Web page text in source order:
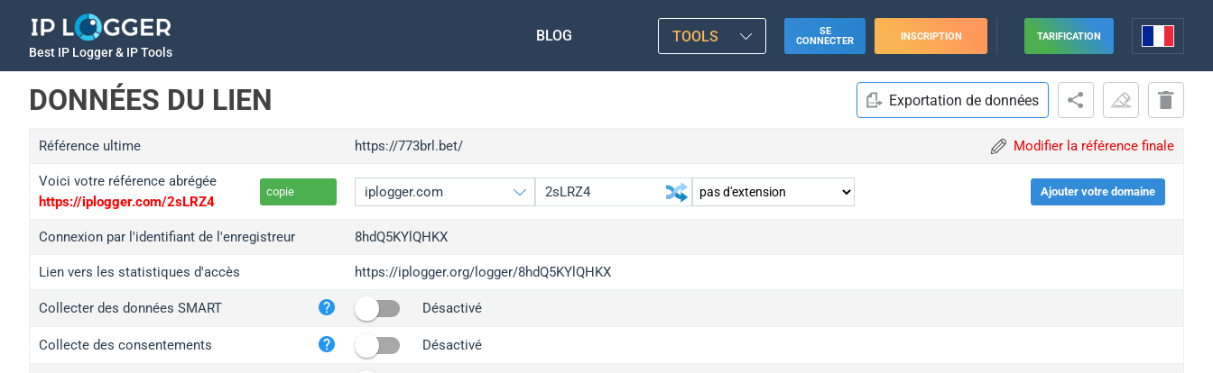
Best IP Logger & IP Tools
BLOG TOOLS
SE
CONNECTER
INSCRIPTION TARIFICATION
DONNÉES DU LIEN Exportation de données
Référence ultime https://773brl.bet/ Modifier la référence finale
Voici votre référence abrégée
https://iplogger.com/2sLRZ4
copie
iplogger.org
wl.gl
ed.tc
Ajouter votre domaine
Connexion par l'identifiant de l'enregistreur 8hdQ5KYlQHKX
Lien vers les statistiques d'accès https://iplogger.org/logger/8hdQ5KYlQHKX
Collecter des données SMART Désactivé
Collecte des consentements Désactivé